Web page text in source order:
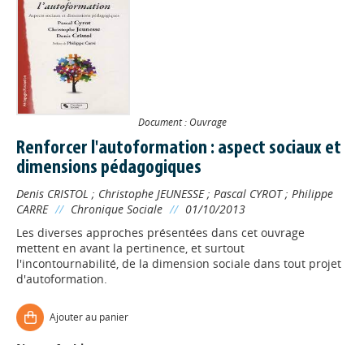
Document : Ouvrage
Renforcer l'autoformation : aspect sociaux et
dimensions pédagogiques
Denis CRISTOL ; Christophe JEUNESSE; Pascal CYROT; Philippe
CARRE // Chronique Sociale // 01/10/2013
Les diverses approches présentées dans cet ouvrage
mettent en avant la pertinence, et surtout
l'incontournabilité, de la dimension sociale dans tout projet
d'autoformation.
Ajouter au panier